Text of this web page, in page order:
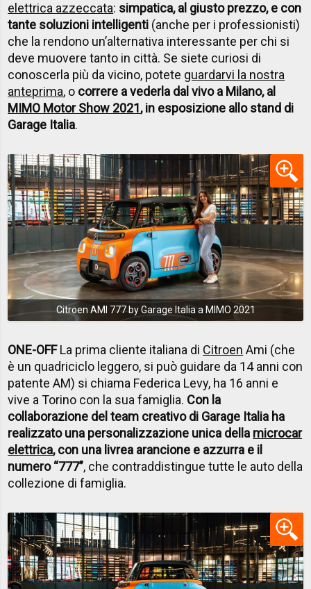
elettrica azzeccata: simpatica, al giusto prezzo, e con
tante soluzioni intelligenti (anche per i professionisti)
che la rendono un’alternativa interessante per chi si
deve muovere tanto in città. Se siete curiosi di
conoscerla più da vicino, potete guardarvi la nostra
anteprima, o correre a vederla dal vivo a Milano, al
MIMO Motor Show 2021, in esposizione allo stand di
Garage Italia.
Citroen AMI 777 by Garage Italia a MIMO 2021
ONE-OFFLa prima cliente italiana di Citroen Ami (che
è un quadriciclo leggero, si può guidare da 14 anni con
patente AM) si chiama Federica Levy, ha 16 anni e
vive a Torino con la sua famiglia. Con la
collaborazione del team creativo di Garage Italia ha
realizzato una personalizzazione unica della microcar
elettrica, con una livrea arancione e azzurra e il
numero “777”, che contraddistingue tutte le auto della
collezione di famiglia.